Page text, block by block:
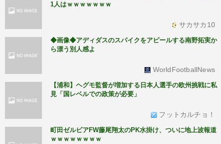
1人はｗｗｗｗｗｗｗ
サカサカ10
◆画像◆アディダスのスパイクをアピールする南野拓実か
ら漂う別人感よ
WorldFootballNews
【浦和】ヘグモ監督が増加する日本人選手の欧州挑戦に私
見「国レベルでの政策が必要」
フットカルチョ！
町田ゼルビアFW藤尾翔太のPK水掛け、ついに地上波報道
ｗｗｗｗｗｗｗｗ